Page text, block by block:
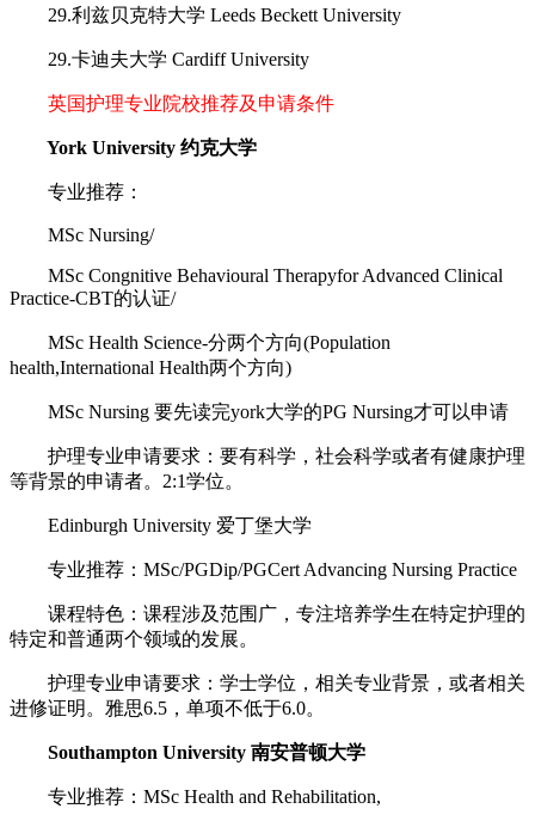
29.利兹贝克特大学 Leeds Beckett University
29.卡迪夫大学 Cardiff University
英国护理专业院校推荐及申请条件
York University 约克大学
专业推荐：
MSc Nursing/
MSc Congnitive Behavioural Therapyfor Advanced Clinical
Practice-CBT的认证/
MSc Health Science-分两个方向(Population
health,International Health两个方向)
MSc Nursing 要先读完york大学的PG Nursing才可以申请
护理专业申请要求：要有科学，社会科学或者有健康护理
等背景的申请者。2:1学位。
Edinburgh University 爱丁堡大学
专业推荐：MSc/PGDip/PGCert Advancing Nursing Practice
课程特色：课程涉及范围广，专注培养学生在特定护理的
特定和普通两个领域的发展。
护理专业申请要求：学士学位，相关专业背景，或者相关
进修证明。雅思6.5，单项不低于6.0。
Southampton University 南安普顿大学
专业推荐：MSc Health and Rehabilitation,